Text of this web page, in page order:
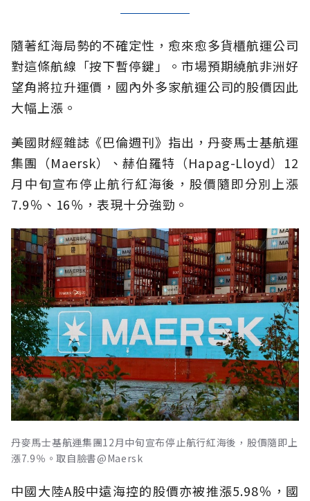
隨著紅海局勢的不確定性，愈來愈多貨櫃航運公司
對這條航線「按下暫停鍵」。市場預期繞航非洲好
望角將拉升運價，國內外多家航運公司的股價因此
大幅上漲。
美國財經雜誌《巴倫週刊》指出，丹麥馬士基航運
集團（Maersk）、赫伯羅特（Hapag-Lloyd）12
月中旬宣布停止航行紅海後，股價隨即分別上漲
7.9％、16％，表現十分強勁。
丹麥馬士基航運集團12月中旬宣布停止航行紅海後，股價隨即上
漲7.9％。取自臉書@Maersk
中國大陸A股中遠海控的股價亦被推漲5.98％，國